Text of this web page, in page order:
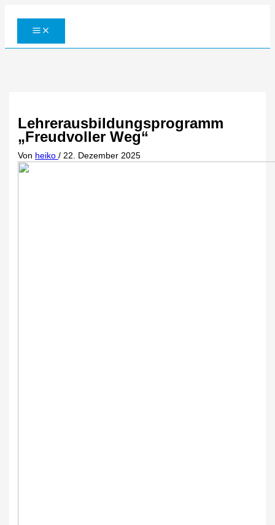
Lehrerausbildungsprogramm
„Freudvoller Weg“
Von heiko/22. Dezember 2025